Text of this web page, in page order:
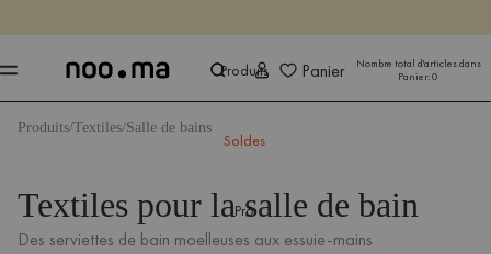
Produits
Soldes
Pro
Panier
Nombre total d'articles dans
Panier:0
Produits Textiles Salle de bains
Textiles pour la salle de bain
Des serviettes de bain moelleuses aux essuie-mains